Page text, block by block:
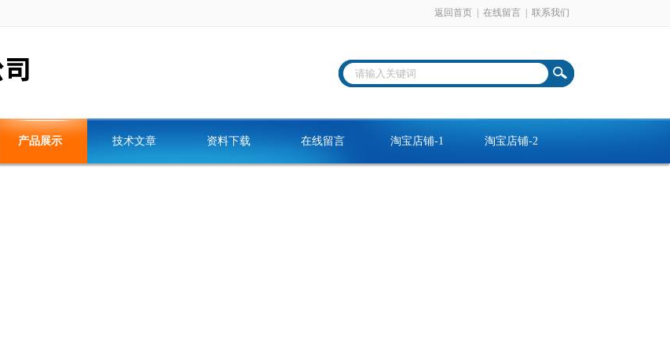
返回首页 在线留言 联系我们
产品展示 技术文章 资料下载 在线留言 淘宝店铺-1 淘宝店铺-2